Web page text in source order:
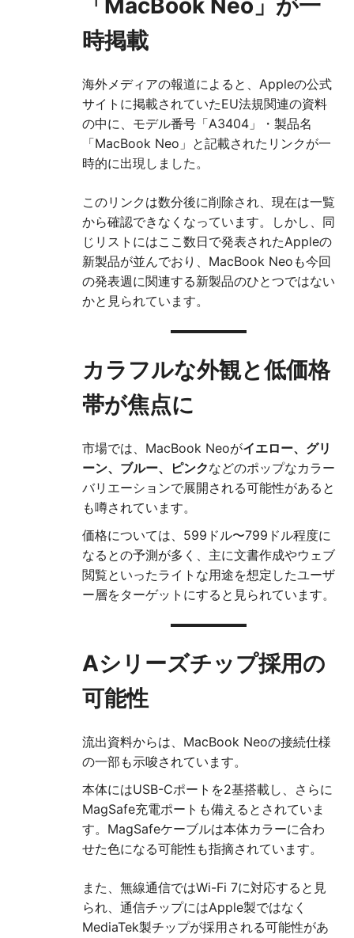
「MacBook Neo」が一
時掲載
海外メディアの報道によると、Appleの公式
サイトに掲載されていたEU法規関連の資料
の中に、モデル番号「A3404」・製品名
「MacBook Neo」と記載されたリンクが一
時的に出現しました。
このリンクは数分後に削除され、現在は一覧
から確認できなくなっています。しかし、同
じリストにはここ数日で発表されたAppleの
新製品が並んでおり、MacBook Neoも今回
の発表週に関連する新製品のひとつではない
かと見られています。
カラフルな外観と低価格
帯が焦点に
市場では、MacBook Neoがイエロー、グリ
ーン、ブルー、ピンクなどのポップなカラー
バリエーションで展開される可能性があると
も噂されています。
価格については、599ドル〜799ドル程度に
なるとの予測が多く、主に文書作成やウェブ
閲覧といったライトな用途を想定したユーザ
ー層をターゲットにすると見られています。
Aシリーズチップ採用の
可能性
流出資料からは、MacBook Neoの接続仕様
の一部も示唆されています。
本体にはUSB-Cポートを2基搭載し、さらに
MagSafe充電ポートも備えるとされていま
す。MagSafeケーブルは本体カラーに合わ
せた色になる可能性も指摘されています。
また、無線通信ではWi-Fi 7に対応すると見
られ、通信チップにはApple製ではなく
MediaTek製チップが採用される可能性があ